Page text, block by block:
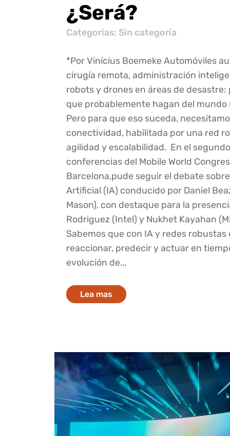
¿Será?
Categorias: Sin categoría
*Por Vinícius Boemeke Automóviles
cirugía remota, administración
robots y drones en áreas de desastre:
que probablemente hagan del mundo
Pero para que eso suceda,
conectividad, habilitada por una red
agilidad y escalabilidad. En el
conferencias del Mobile World
Barcelona,​pude seguir el debate
Artificial (IA) conducido por Daniel
Mason), con destaque para la
Rodriguez (Intel) y Nukhet Kayahan
Sabemos que con IA y redes robustas
reaccionar, predecir y actuar en
evolución de...
Lea mas